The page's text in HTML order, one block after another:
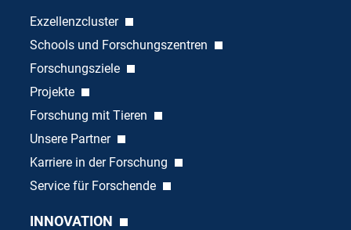
Exzellenzcluster
Schools und Forschungszentren
Forschungsziele
Projekte
Forschung mit Tieren
Unsere Partner
Karriere in der Forschung
Service für Forschende
INNOVATION